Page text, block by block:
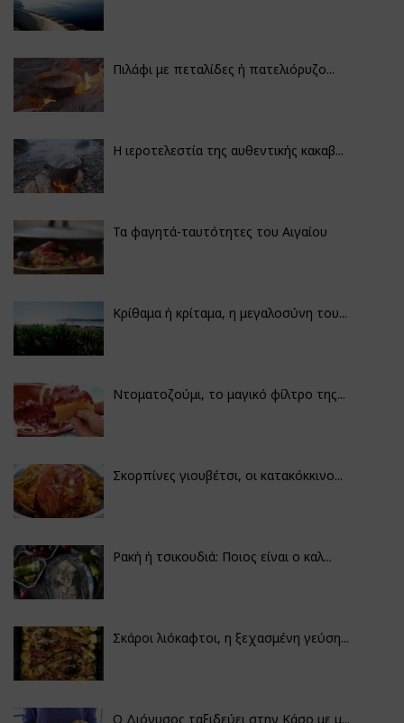
Πιλάφι με πεταλίδες ή πατελιόρυζο...
Η ιεροτελεστία της αυθεντικής κακαβ...
Τα φαγητά-ταυτότητες του Αιγαίου
Κρίθαμα ή κρίταμα, η μεγαλοσύνη του...
Ντοματοζούμι, το μαγικό φίλτρο της...
Σκορπίνες γιουβέτσι, οι κατακόκκινο...
Ρακή ή τσικουδιά: Ποιος είναι ο καλ...
Σκάροι λιόκαφτοι, η ξεχασμένη γεύση...
Ο Διόνυσος ταξιδεύει στην Κάσο με μ...